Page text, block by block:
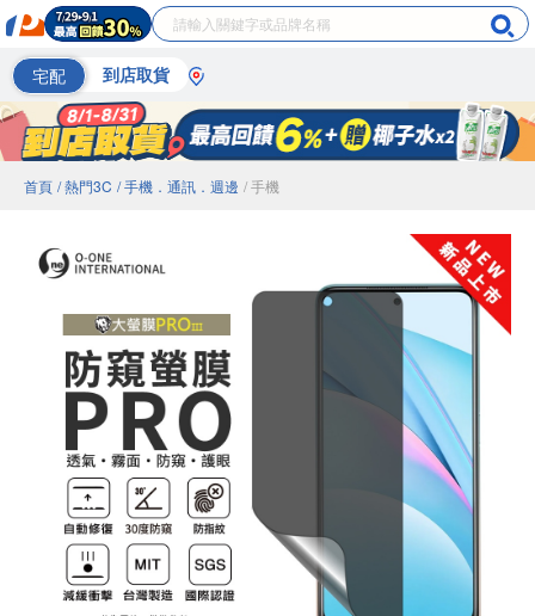
宅配 到店取貨
首頁 / 熱門3C / 手機．通訊．週邊 / 手機